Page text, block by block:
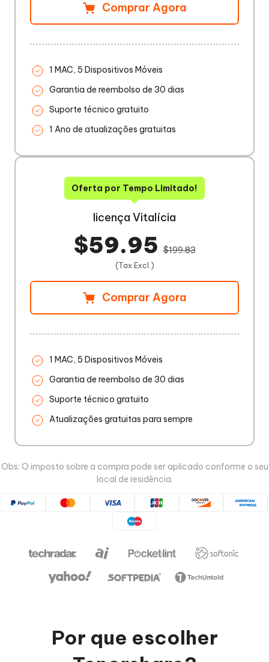
Comprar Agora
1 MAC, 5 Dispositivos Móveis
Garantia de reembolso de 30 dias
Suporte técnico gratuito
1 Ano de atualizações gratuitas
Oferta por Tempo Limitado!
licença Vitalícia
$59.95$199.83
(Tax Excl.)
Comprar Agora
1 MAC, 5 Dispositivos Móveis
Garantia de reembolso de 30 dias
Suporte técnico gratuito
Atualizações gratuitas para sempre
Obs: O imposto sobre a compra pode ser aplicado conforme o seu
local de residência.
Por que escolher